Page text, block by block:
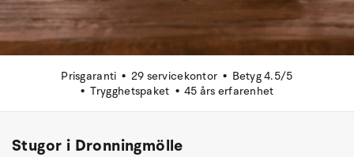
Prisgaranti 29 servicekontor
Betyg 4.5/5
Trygghetspaket
45 års erfarenhet
Stugor i Dronningmölle